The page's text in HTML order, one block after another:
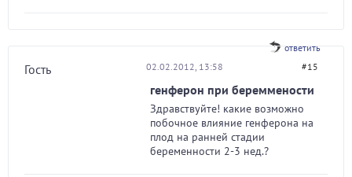
ответить
Гость 02.02.2012, 13:58 #15
генферон при береммености
Здравствуйте! какие возможно
побочное влияние генферона на
плод на ранней стадии
беременности 2-3 нед.?